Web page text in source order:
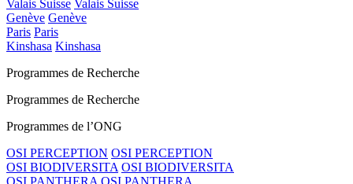
Valais Suisse Valais Suisse
Genève Genève
Paris Paris
Kinshasa Kinshasa
Programmes de Recherche
Programmes de Recherche
Programmes de l’ONG
OSI PERCEPTION OSI PERCEPTION
OSI BIODIVERSITA OSI BIODIVERSITA
OSI PANTHERA OSI PANTHERA